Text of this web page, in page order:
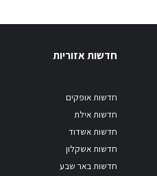
חדשות אזוריות
חדשות אופקים
חדשות אילת
חדשות אשדוד
חדשות אשקלון
חדשות באר שבע